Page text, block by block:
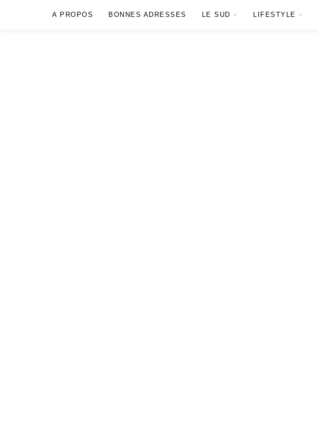
A PROPOS BONNES ADRESSES LE SUD LIFESTYLE